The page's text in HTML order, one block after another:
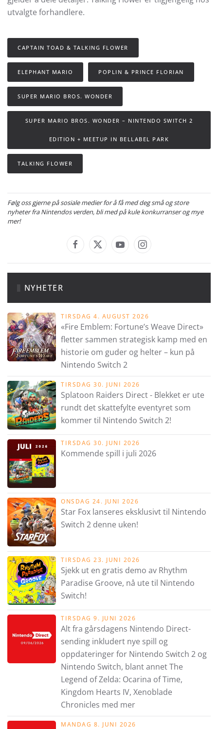
utvalgte forhandlere.
CAPTAIN TOAD & TALKING FLOWER
ELEPHANT MARIO POPLIN & PRINCE FLORIAN
SUPER MARIO BROS. WONDER
SUPER MARIO BROS. WONDER – NINTENDO SWITCH 2
EDITION + MEETUP IN BELLABEL PARK
TALKING FLOWER
Følg oss gjerne på sosiale medier for å få med deg små og store
nyheter fra Nintendos verden, bli med på kule konkurranser og mye
mer!
NYHETER
TIRSDAG 4. AUGUST 2026
«Fire Emblem: Fortune’s Weave Direct»
fletter sammen strategisk kamp med en
historie om guder og helter – kun på
Nintendo Switch 2
TIRSDAG 30. JUNI 2026
Splatoon Raiders Direct - Blekket er ute
rundt det skattefylte eventyret som
kommer til Nintendo Switch 2!
TIRSDAG 30. JUNI 2026
Kommende spill i juli 2026
ONSDAG 24. JUNI 2026
Star Fox lanseres eksklusivt til Nintendo
Switch 2 denne uken!
TIRSDAG 23. JUNI 2026
Sjekk ut en gratis demo av Rhythm
Paradise Groove, nå ute til Nintendo
Switch!
TIRSDAG 9. JUNI 2026
Alt fra gårsdagens Nintendo Direct-
sending inkludert nye spill og
oppdateringer for Nintendo Switch 2 og
Nintendo Switch, blant annet The
Legend of Zelda: Ocarina of Time,
Kingdom Hearts IV, Xenoblade
Chronicles med mer
MANDAG 8. JUNI 2026